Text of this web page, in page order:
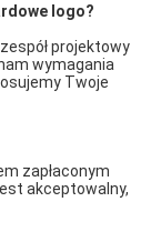
logo?
projektowy
wymagania
Twoje
zapłaconym
akceptowalny,